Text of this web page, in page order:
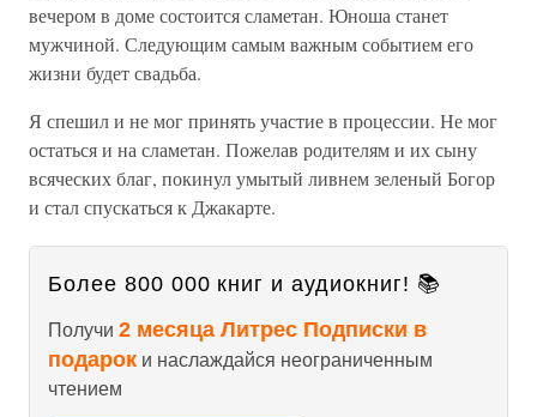
вечером в доме состоится сламетан. Юноша станет
мужчиной. Следующим самым важным событием его
жизни будет свадьба.
Я спешил и не мог принять участие в процессии. Не мог
остаться и на сламетан. Пожелав родителям и их сыну
всяческих благ, покинул умытый ливнем зеленый Богор
и стал спускаться к Джакарте.
Более 800 000 книг и аудиокниг! 📚
Получи 2 месяца Литрес Подписки в
подарок и наслаждайся неограниченным
чтением